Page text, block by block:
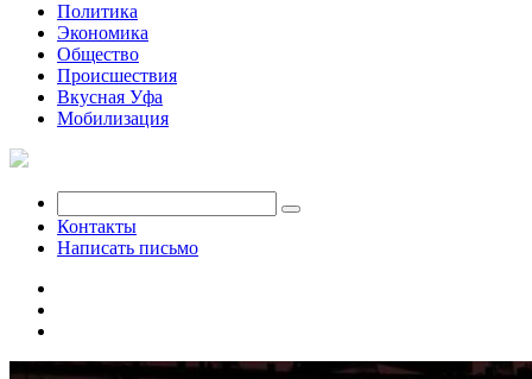
Политика
Экономика
Общество
Происшествия
Вкусная Уфа
Мобилизация
Контакты
Написать письмо